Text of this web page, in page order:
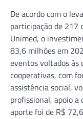
De acordo com o
participação de 217
Unimed, o
83,6 milhões em
eventos voltados às
cooperativas, com
assistência social,
profissional, apoio
aporte foi de R$